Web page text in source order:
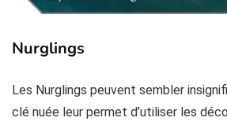
Nurglings
Les Nurglings peuvent sembler
clé nuée leur permet d’utiliser les